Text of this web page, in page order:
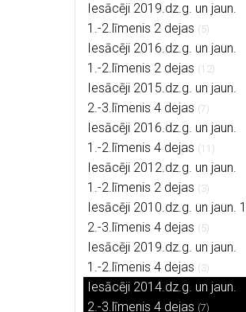
Iesācēji 2019.dz.g. un jaun.
1.-2.līmenis 2 dejas (5)
Iesācēji 2016.dz.g. un jaun.
1.-2.līmenis 2 dejas (12)
Iesācēji 2015.dz.g. un jaun.
2.-3.līmenis 4 dejas (7)
Iesācēji 2016.dz.g. un jaun.
1.-2.līmenis 4 dejas (11)
Iesācēji 2012.dz.g. un jaun.
1.-2.līmenis 2 dejas (3)
Iesācēji 2010.dz.g. un jaun.
2.-3.līmenis 4 dejas (5)
Iesācēji 2019.dz.g. un jaun.
1.-2.līmenis 4 dejas (3)
Iesācēji 2014.dz.g. un jaun.
2.-3.līmenis 4 dejas (7)